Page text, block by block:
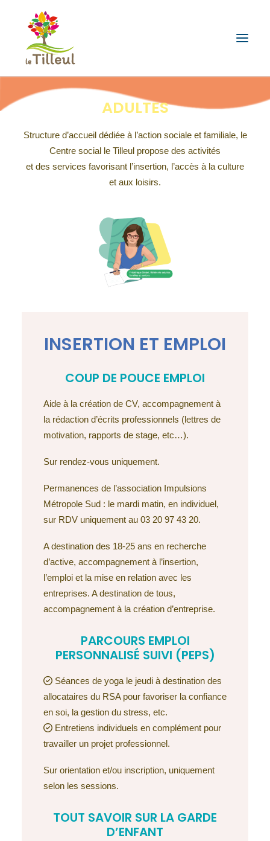
ENFANCE ET FAMILLE
ADULTES ET SENIORS
ADULTES
Structure d’accueil dédiée à l’action sociale et familiale, le
Centre social le Tilleul propose des activités
et des services favorisant l’insertion, l’accès à la culture
et aux loisirs.
INSERTION ET EMPLOI
COUP DE POUCE EMPLOI
Aide à la création de CV, accompagnement à
la rédaction d’écrits professionnels (lettres de
motivation, rapports de stage, etc…).
Sur rendez-vous uniquement.
Permanences de l’association Impulsions
Métropole Sud : le mardi matin, en individuel,
sur RDV uniquement au 03 20 97 43 20.
A destination des 18-25 ans en recherche
d’active, accompagnement à l’insertion,
l’emploi et la mise en relation avec les
entreprises. A destination de tous,
accompagnement à la création d’entreprise.
PARCOURS EMPLOI
PERSONNALISÉ SUIVI (PEPS)
Séances de yoga le jeudi à destination des
allocataires du RSA pour favoriser la confiance
en soi, la gestion du stress, etc.
Entretiens individuels en complément pour
travailler un projet professionnel.
Sur orientation et/ou inscription, uniquement
selon les sessions.
TOUT SAVOIR SUR LA GARDE
D’ENFANT